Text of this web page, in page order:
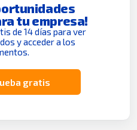
tu empresa!
de 14 días para ver
y acceder a los
gratis